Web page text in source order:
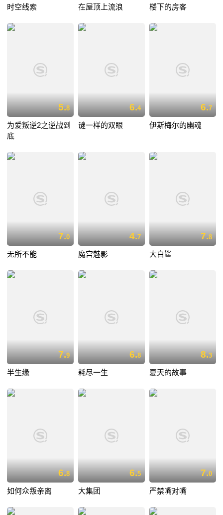
时空线索 在屋顶上流浪 楼下的房客
5.8
为爱叛逆2之逆战到
底
6.4
谜一样的双眼
6.7
伊斯梅尔的幽魂
7.0
无所不能
4.7
魔宫魅影
7.8
大白鲨
7.9
半生缘
6.8
耗尽一生
8.3
夏天的故事
6.8
如何众叛亲离
6.5
大集团
7.0
严禁嘴对嘴